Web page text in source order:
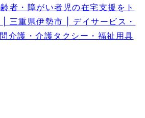
者・障がい者児の在宅支援をト
三重県伊勢市 | デイサービス・
介護・介護タクシー・福祉用具